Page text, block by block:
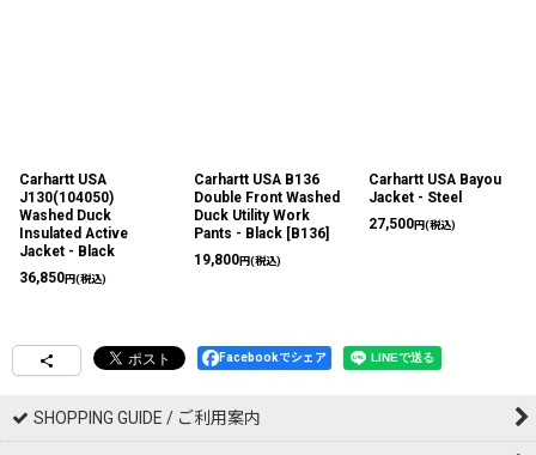
Carhartt USA
J130(104050)
Washed Duck
Insulated Active
Jacket - Black
36,850円(税込)
Carhartt USA B136
Double Front Washed
Duck Utility Work
Pants - Black [B136]
19,800円(税込)
Carhartt USA Bayou
Jacket - Steel
27,500円(税込)
Facebookでシェア
SHOPPING GUIDE / ご利用案内